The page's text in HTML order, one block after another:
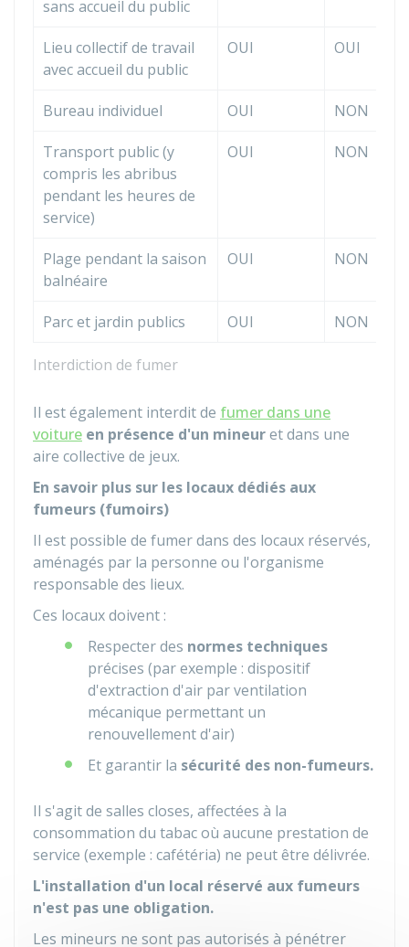
Interdiction de fumer
sans accueil du public
Lieu collectif de travail
avec accueil du public
OUI OUI
Bureau individuel OUI NON
Transport public (y
compris les abribus
pendant les heures de
service)
OUI NON
Plage pendant la saison
balnéaire
OUI NON
Parc et jardin publics OUI NON
Il est également interdit de fumer dans une
voiture en présence d'un mineuret dans une
aire collective de jeux.
En savoir plus sur les locaux dédiés aux
fumeurs (fumoirs)
Il est possible de fumer dans des locaux réservés,
aménagés par la personne ou l'organisme
responsable des lieux.
Ces locaux doivent :
Respecter des normes techniques
précises (par exemple : dispositif
d'extraction d'air par ventilation
mécanique permettant un
renouvellement d'air)
Et garantir la sécurité des non-fumeurs.
Il s'agit de salles closes, affectées à la
consommation du tabac où aucune prestation de
service (exemple : cafétéria) ne peut être délivrée.
L'installation d'un local réservé aux fumeurs
n'est pas une obligation.
Les mineurs ne sont pas autorisés à pénétrer